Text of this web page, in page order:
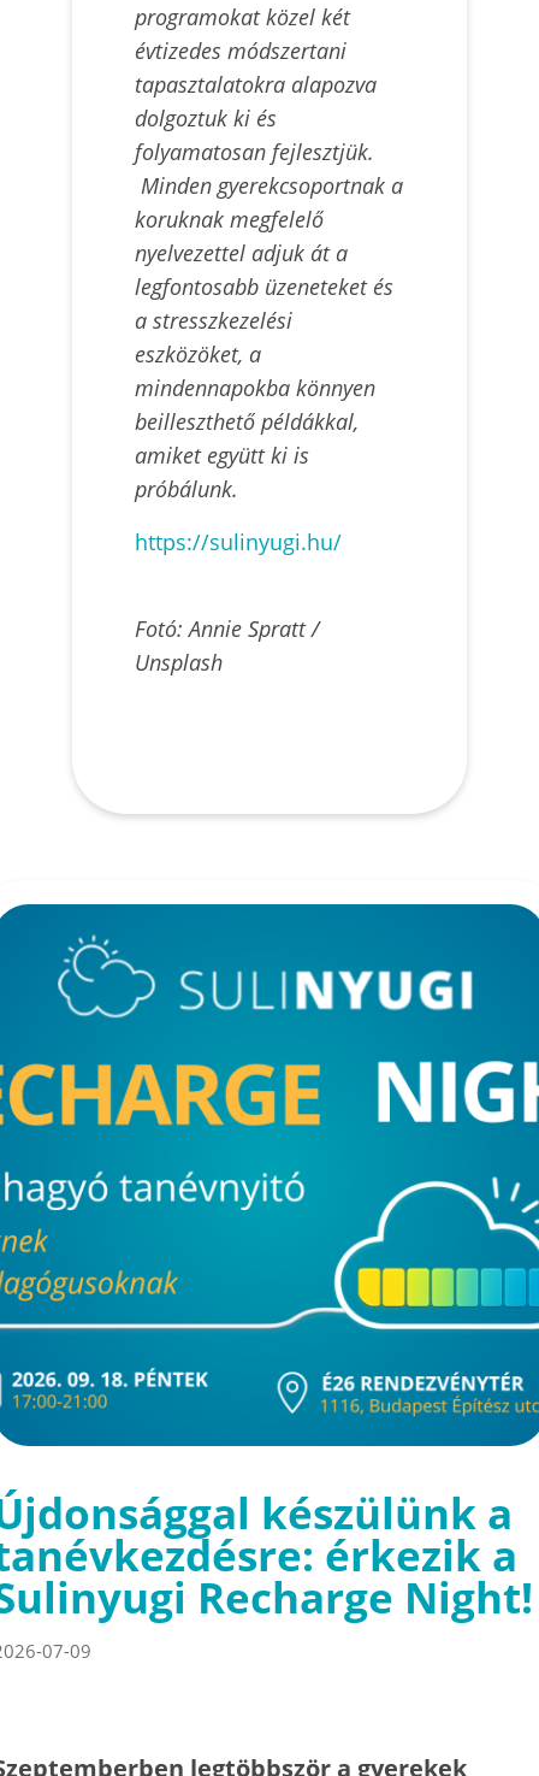
programokat közel két
évtizedes módszertani
tapasztalatokra alapozva
dolgoztuk ki és
folyamatosan fejlesztjük.
Minden gyerekcsoportnak a
koruknak megfelelő
nyelvezettel adjuk át a
legfontosabb üzeneteket és
a stresszkezelési
eszközöket, a
mindennapokba könnyen
beilleszthető példákkal,
amiket együtt ki is
próbálunk.
https://sulinyugi.hu/
Fotó: Annie Spratt /
Unsplash
készülünk a
érkezik a
Recharge Night!
07-09
legtöbbször a gyerekek